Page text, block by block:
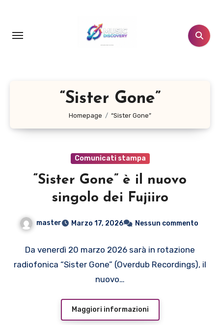
contenuto
“Sister Gone”
Homepage “Sister Gone”
Comunicati stampa
“Sister Gone” è il nuovo
singolo dei Fujiiro
master Marzo 17, 2026 Nessun commento
Da venerdì 20 marzo 2026 sarà in rotazione
radiofonica “Sister Gone” (Overdub Recordings), il
nuovo…
Maggiori informazioni